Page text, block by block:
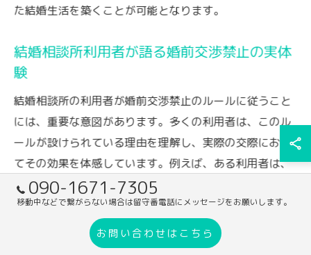
た結婚生活を築くことが可能となります。
結婚相談所利用者が語る婚前交渉禁止の実体
験
結婚相談所の利用者が婚前交渉禁止のルールに従うこと
には、重要な意図があります。多くの利用者は、このル
ールが設けられている理由を理解し、実際の交際におい
てその効果を体感しています。例えば、ある利用者は、
交際初期の段階で相手に対する誠意や敬意が高まると感
じたと語っています。お互いの人間性をより深く理解
し、精神的なつながりを築くことができるため、長期的
な関係の基盤が強固になるのです。このような体験を通
090-1671-7305
移動中などで繋がらない場合は留守番電話にメッセージをお願いします。
お問い合わせはこちら